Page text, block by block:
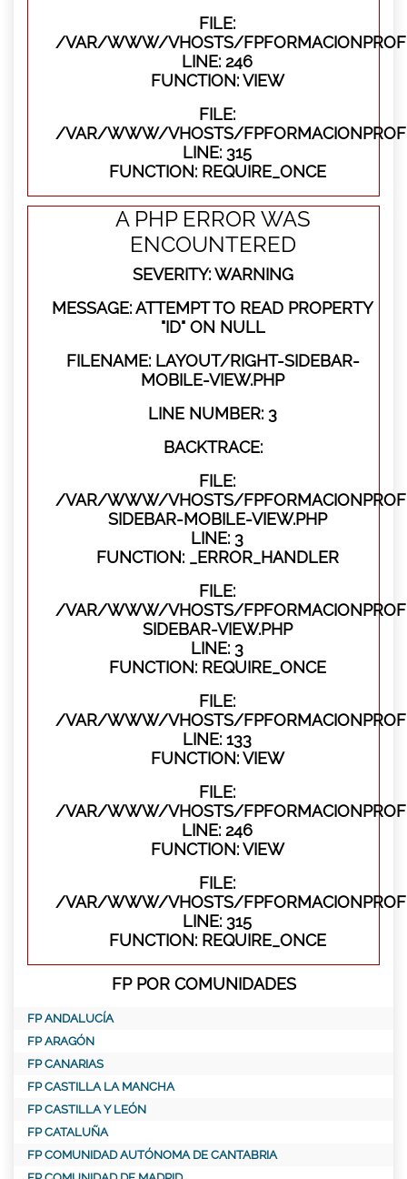
FILE:
/VAR/WWW/VHOSTS/
LINE: 246
FUNCTION: VIEW
FILE:
/VAR/WWW/VHOSTS/
LINE: 315
FUNCTION: REQUIRE_ONCE
A PHP ERROR WAS
ENCOUNTERED
SEVERITY: WARNING
MESSAGE: ATTEMPT TO READ PROPERTY
"ID" ON NULL
FILENAME: LAYOUT/RIGHT-SIDEBAR-
MOBILE-VIEW.PHP
LINE NUMBER: 3
BACKTRACE:
FILE:
/VAR/WWW/VHOSTS/
SIDEBAR-MOBILE-VIEW.PHP
LINE: 3
FUNCTION: _ERROR_HANDLER
FILE:
/VAR/WWW/VHOSTS/
SIDEBAR-VIEW.PHP
LINE: 3
FUNCTION: REQUIRE_ONCE
FILE:
/VAR/WWW/VHOSTS/
LINE: 133
FUNCTION: VIEW
FILE:
/VAR/WWW/VHOSTS/
LINE: 246
FUNCTION: VIEW
FILE:
/VAR/WWW/VHOSTS/
LINE: 315
FUNCTION: REQUIRE_ONCE
FP POR COMUNIDADES
FP ANDALUCÍA
FP ARAGÓN
FP CANARIAS
FP CASTILLA LA MANCHA
FP CASTILLA Y LEÓN
FP CATALUÑA
FP COMUNIDAD AUTÓNOMA DE CANTABRIA